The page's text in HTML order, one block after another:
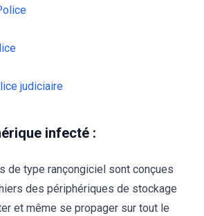
judiciaire
infecté :
de type rançongiciel sont conçues
des périphériques de stockage
et même se propager sur tout le